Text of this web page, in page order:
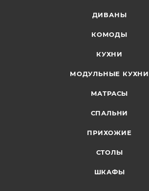
ДИВАНЫ
КОМОДЫ
КУХНИ
МОДУЛЬНЫЕ КУХНИ
МАТРАСЫ
СПАЛЬНИ
ПРИХОЖИЕ
СТОЛЫ
ШКАФЫ